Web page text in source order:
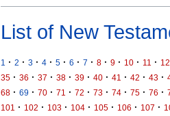
List of New
1 · 2 · 3 · 4 · 5 · 6 · 7 · 8 · 9 · 10 · 11 · 12
35 · 36 · 37 · 38 · 39 · 40 · 41 · 42 · 43 ·
68 · 69 · 70 · 71 · 72 · 73 · 74 · 75 · 76 ·
101
· 102 · 103 · 104 · 105 · 106 · 107 ·